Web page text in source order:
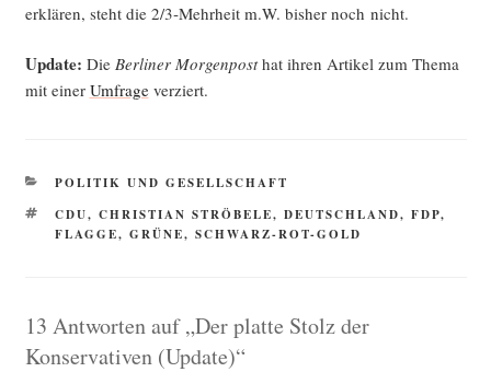
erklä­ren, steht die 2/3‑Mehrheit m.W. bis­her noch nicht.
Update: Die Ber­li­ner Mor­gen­posthat ihren Arti­kel zum The­ma
mit einer Umfra­geverziert.
KATEGORIEN
POLITIK UND GESELLSCHAFT
SCHLAGWÖRTER
CDU, CHRISTIAN STRÖBELE, DEUTSCHLAND, FDP,
FLAGGE, GRÜNE, SCHWARZ-ROT-GOLD
13 Antworten auf „Der platte Stolz der
Konservativen (Update)“